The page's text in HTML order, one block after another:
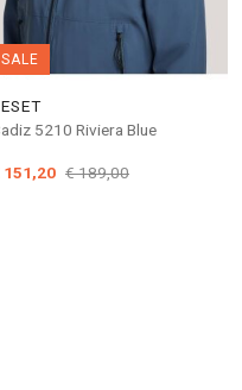
SALE
5210 Riviera Blue
151,20 € 189,00